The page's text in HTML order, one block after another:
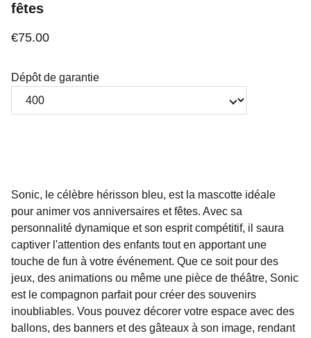
fêtes
€75.00
Dépôt de garantie
Sonic, le célèbre hérisson bleu, est la mascotte idéale
pour animer vos anniversaires et fêtes. Avec sa
personnalité dynamique et son esprit compétitif, il saura
captiver l'attention des enfants tout en apportant une
touche de fun à votre événement. Que ce soit pour des
jeux, des animations ou même une pièce de théâtre, Sonic
est le compagnon parfait pour créer des souvenirs
inoubliables. Vous pouvez décorer votre espace avec des
ballons, des banners et des gâteaux à son image, rendant